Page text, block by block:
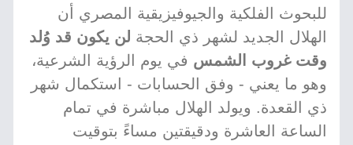
للبحوث الفلكية والجيوفيزيقية المصري أن
الهلال الجديد لشهر ذي الحجة لن يكون قد وُلد
وقت غروب الشمس في يوم الرؤية الشرعية،
وهو ما يعني - وفق الحسابات - استكمال شهر
ذي القعدة. ويولد الهلال مباشرة في تمام
الساعة العاشرة ودقيقتين مساءً بتوقيت